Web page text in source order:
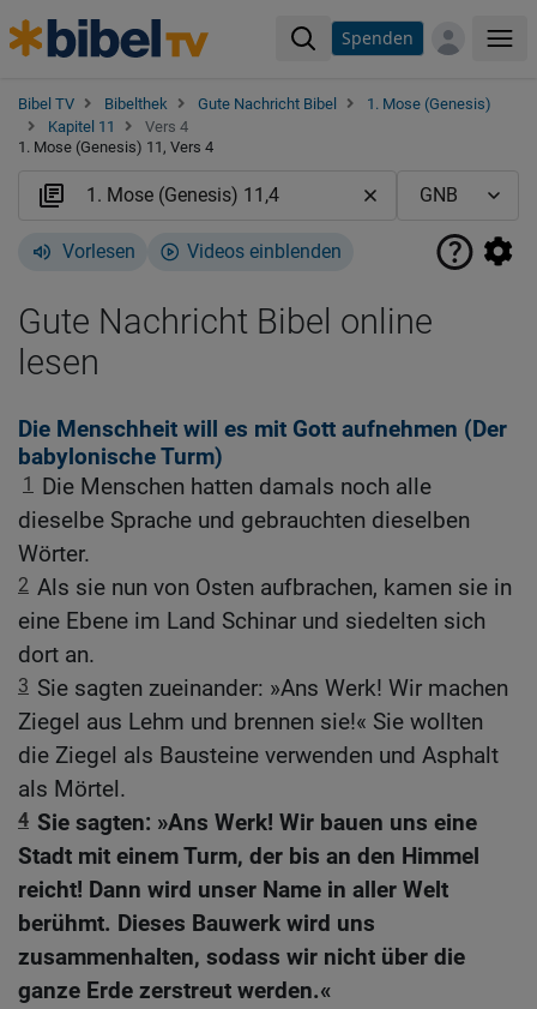
Spenden
Bibel TV Bibelthek Gute Nachricht Bibel
1. Mose (Genesis)
Kapitel 11
Vers 4
1. Mose (Genesis) 11, Vers 4
Vorlesen Videos einblenden
Gute Nachricht Bibel online
lesen
Die Menschheit will es mit Gott aufnehmen (Der
babylonische Turm)
1
Die Menschen hatten damals noch alle
dieselbe Sprache und gebrauchten dieselben
Wörter.
2 Als sie nun von Osten aufbrachen, kamen sie in
eine Ebene im Land Schinar und siedelten sich
dort an.
3 Sie sagten zueinander: »Ans Werk! Wir machen
Ziegel aus Lehm und brennen sie!« Sie wollten
die Ziegel als Bausteine verwenden und Asphalt
als Mörtel.
4 Sie sagten: »Ans Werk! Wir bauen uns eine
Stadt mit einem Turm, der bis an den Himmel
reicht! Dann wird unser Name in aller Welt
berühmt. Dieses Bauwerk wird uns
zusammenhalten, sodass wir nicht über die
ganze Erde zerstreut werden.«